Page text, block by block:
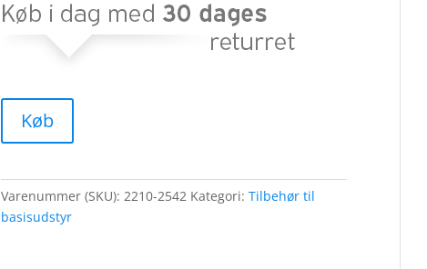
Køb
Varenummer (SKU):2210-2542 Kategori:Tilbehør til
basisudstyr